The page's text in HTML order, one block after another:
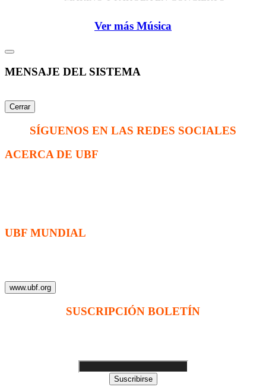
Ver más Música
MENSAJE DEL SISTEMA
Cerrar
SÍGUENOS EN LAS REDES SOCIALES
ACERCA DE UBF
UBF MUNDIAL
www.ubf.org
SUSCRIPCIÓN BOLETÍN
Suscribirse